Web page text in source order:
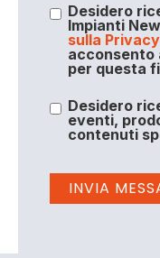
Desidero
Impianti
sulla Privacy
acconsento
per questa
Desidero
eventi,
contenuti